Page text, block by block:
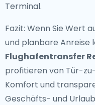
Terminal.
Fazit: Wenn Sie Wert
und planbare Anreise
Flughafentransfer
profitieren von Tür-
Komfort und
Geschäfts- und